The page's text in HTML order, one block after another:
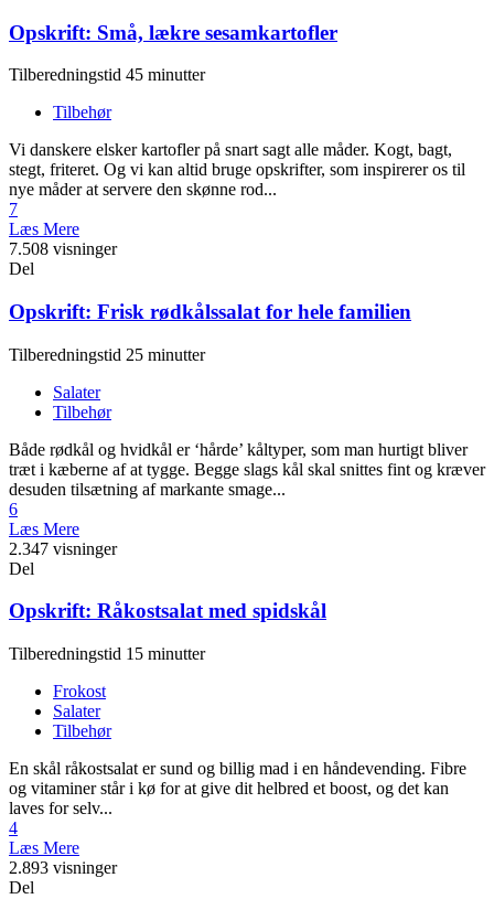
Opskrift: Små, lækre sesamkartofler
Tilberedningstid 45 minutter
Tilbehør
Vi danskere elsker kartofler på snart sagt alle måder. Kogt, bagt,
stegt, friteret. Og vi kan altid bruge opskrifter, som inspirerer os til
nye måder at servere den skønne rod...
7
Læs Mere
7.508 visninger
Del
Opskrift: Frisk rødkålssalat for hele familien
Tilberedningstid 25 minutter
Salater
Tilbehør
Både rødkål og hvidkål er ‘hårde’ kåltyper, som man hurtigt bliver
træt i kæberne af at tygge. Begge slags kål skal snittes fint og kræver
desuden tilsætning af markante smage...
6
Læs Mere
2.347 visninger
Del
Opskrift: Råkostsalat med spidskål
Tilberedningstid 15 minutter
Frokost
Salater
Tilbehør
En skål råkostsalat er sund og billig mad i en håndevending. Fibre
og vitaminer står i kø for at give dit helbred et boost, og det kan
laves for selv...
4
Læs Mere
2.893 visninger
Del